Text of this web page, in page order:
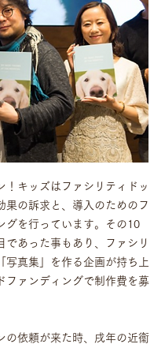
！キッズはファシリティドッ
果の訴求と、導入のためのフ
グを行っています。その10
であった事もあり、ファシリ
写真集」を作る企画が持ち上
ファンディングで制作費を募
の依頼が来た時、戌年の近衞